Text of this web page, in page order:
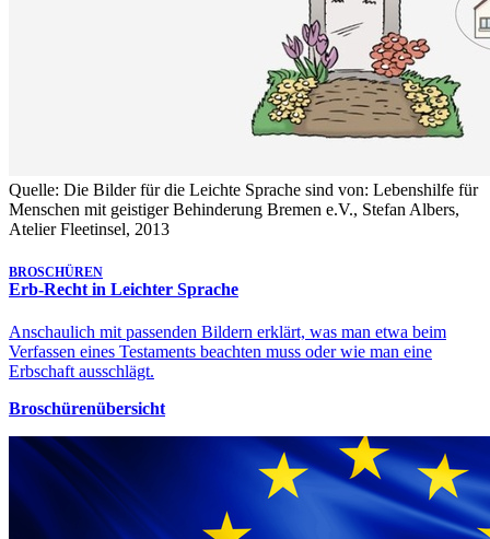
Quelle: Die Bilder für die Leichte Sprache sind von: Lebenshilfe für
Menschen mit geistiger Behinderung Bremen e.V., Stefan Albers,
Atelier Fleetinsel, 2013
BROSCHÜREN
Erb-Recht in Leichter Sprache
Anschaulich mit passenden Bildern erklärt, was man etwa beim
Verfassen eines Testaments beachten muss oder wie man eine
Erbschaft ausschlägt.
Broschürenübersicht